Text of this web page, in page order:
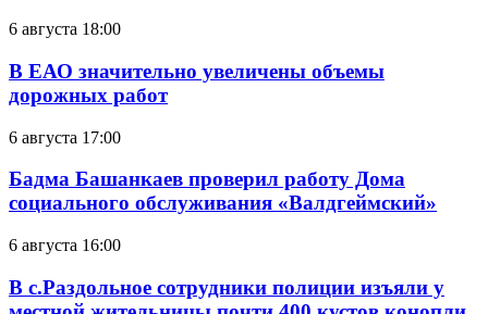
6 августа 18:00
В ЕАО значительно увеличены объемы
дорожных работ
6 августа 17:00
Бадма Башанкаев проверил работу Дома
социального обслуживания «Валдгеймский»
6 августа 16:00
В с.Раздольное сотрудники полиции изъяли у